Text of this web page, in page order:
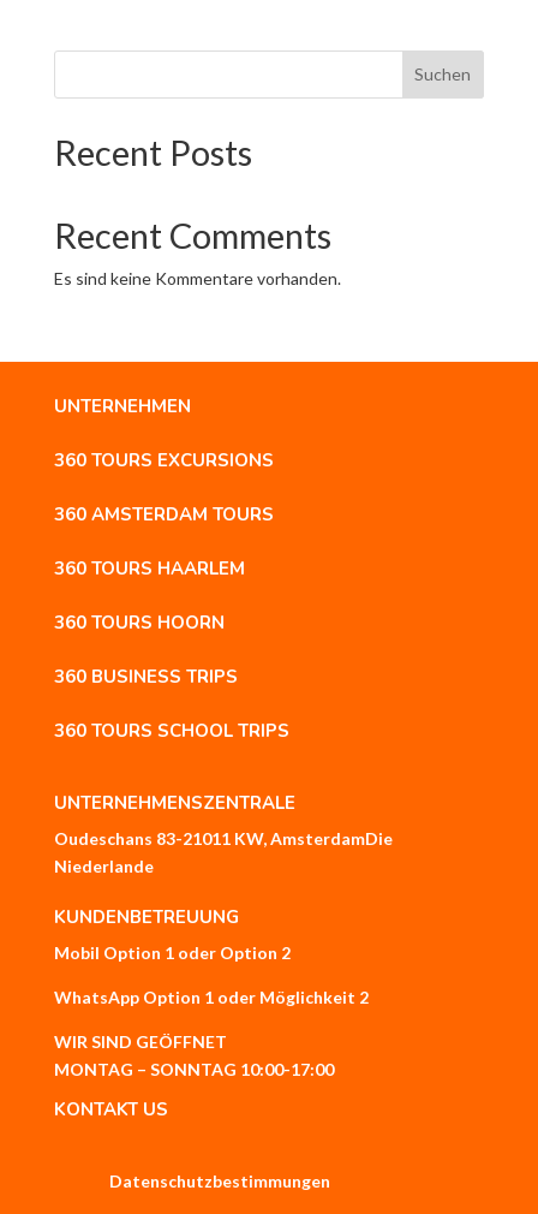
Suchen
Recent Posts
Recent Comments
Es sind keine Kommentare vorhanden.
UNTERNEHMEN
360 TOURS EXCURSIONS
360 AMSTERDAM TOURS
360 TOURS HAARLEM
360 TOURS HOORN
360 BUSINESS TRIPS
360 TOURS SCHOOL TRIPS
UNTERNEHMENSZENTRALE
Oudeschans 83-21011 KW, AmsterdamDie
Niederlande
KUNDENBETREUUNG
Mobil Option 1oder Option 2
WhatsApp Option 1oder Möglichkeit 2
WIR SIND GEÖFFNET
MONTAG – SONNTAG 10:00-17:00
KONTAKT US
Datenschutzbestimmungen